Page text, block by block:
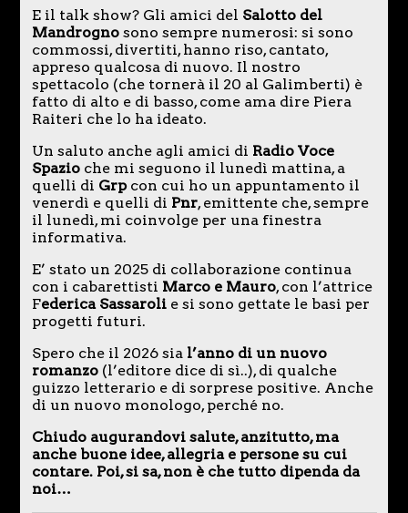
E il talk show? Gli amici del Salotto del
Mandrognosono sempre numerosi: si sono
commossi, divertiti, hanno riso, cantato,
appreso qualcosa di nuovo. Il nostro
spettacolo (che tornerà il 20 al Galimberti) è
fatto di alto e di basso, come ama dire Piera
Raiteri che lo ha ideato.
Un saluto anche agli amici di Radio Voce
Spazioche mi seguono il lunedì mattina, a
quelli di Grpcon cui ho un appuntamento il
venerdì e quelli di Pnr, emittente che, sempre
il lunedì, mi coinvolge per una finestra
informativa.
E’ stato un 2025 di collaborazione continua
con i cabarettisti Marco e Mauro, con l’attrice
Federica Sassaroli e si sono gettate le basi per
progetti futuri.
Spero che il 2026 sial’anno di un nuovo
romanzo(l’editore dice di sì..), di qualche
guizzo letterario e di sorprese positive. Anche
di un nuovo monologo, perché no.
Chiudo augurandovi salute, anzitutto, ma
anche buone idee, allegria e persone su cui
contare. Poi, si sa, non è che tutto dipenda da
noi…